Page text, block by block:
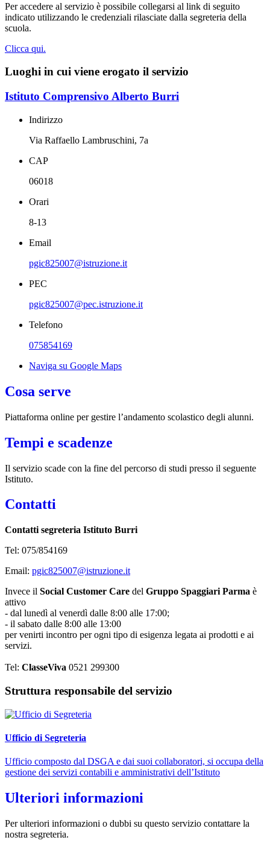
Per accedere al servizio è possibile collegarsi al link di seguito
indicato utilizzando le credenziali rilasciate dalla segreteria della
scuola.
Clicca qui.
Luoghi in cui viene erogato il servizio
Istituto Comprensivo Alberto Burri
Indirizzo
Via Raffaello Lambruschini, 7a
CAP
06018
Orari
8-13
Email
pgic825007@istruzione.it
PEC
pgic825007@pec.istruzione.it
Telefono
075854169
Naviga su Google Maps
Cosa serve
Piattaforma online per gestire l’andamento scolastico degli alunni.
Tempi e scadenze
Il servizio scade con la fine del percorso di studi presso il seguente
Istituto.
Contatti
Contatti segreteria Istituto Burri
Tel: 075/854169
Email: pgic825007@istruzione.it
Invece il Social Customer Care del Gruppo Spaggiari Parma è
attivo
- dal lunedì al venerdì dalle 8:00 alle 17:00;
- il sabato dalle 8:00 alle 13:00
per venirti incontro per ogni tipo di esigenza legata ai prodotti e ai
servizi.
Tel: ClasseViva 0521 299300
Struttura responsabile del servizio
Ufficio di Segreteria
Ufficio composto dal DSGA e dai suoi collaboratori, si occupa della
gestione dei servizi contabili e amministrativi dell’Istituto
Ulteriori informazioni
Per ulteriori informazioni o dubbi su questo servizio contattare la
nostra segreteria.